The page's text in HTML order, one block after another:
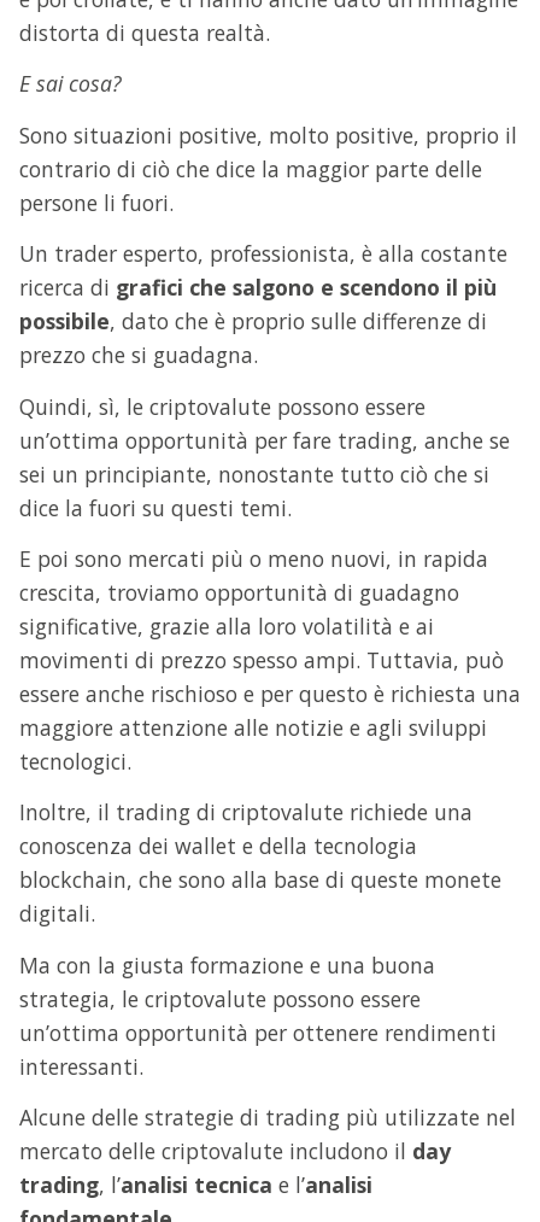
distorta di questa realtà.
E sai cosa?
Sono situazioni positive, molto positive, proprio il
contrario di ciò che dice la maggior parte delle
persone li fuori.
Un trader esperto, professionista, è alla costante
ricerca di grafici che salgono e scendono il più
possibile, dato che è proprio sulle differenze di
prezzo che si guadagna.
Quindi, sì, le criptovalute possono essere
un’ottima opportunità per fare trading, anche se
sei un principiante, nonostante tutto ciò che si
dice la fuori su questi temi.
E poi sono mercati più o meno nuovi, in rapida
crescita, troviamo opportunità di guadagno
significative, grazie alla loro volatilità e ai
movimenti di prezzo spesso ampi. Tuttavia, può
essere anche rischioso e per questo è richiesta una
maggiore attenzione alle notizie e agli sviluppi
tecnologici.
Inoltre, il trading di criptovalute richiede una
conoscenza dei wallet e della tecnologia
blockchain, che sono alla base di queste monete
digitali.
Ma con la giusta formazione e una buona
strategia, le criptovalute possono essere
un’ottima opportunità per ottenere rendimenti
interessanti.
Alcune delle strategie di trading più utilizzate nel
mercato delle criptovalute includono il day
trading, l’analisi tecnica e l’analisi